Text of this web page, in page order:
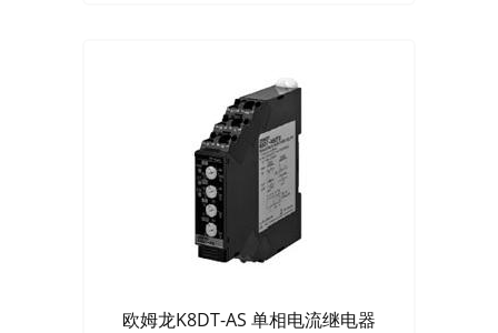
欧姆龙K8DT-AS 单相电流继电器